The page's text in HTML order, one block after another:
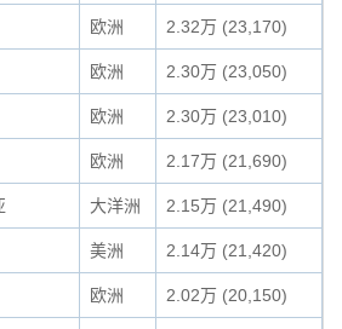
欧洲 2.32万 (23,170)
欧洲 2.30万 (23,050)
欧洲 2.30万 (23,010)
欧洲 2.17万 (21,690)
大洋洲 2.15万 (21,490)
美洲 2.14万 (21,420)
欧洲 2.02万 (20,150)